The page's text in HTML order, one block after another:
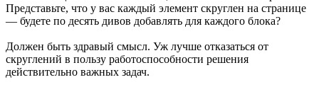
Представьте, что у вас каждый элемент скруглен на странице
— будете по десять дивов добавлять для каждого блока?
Должен быть здравый смысл. Уж лучше отказаться от
скруглений в пользу работоспособности решения
действительно важных задач.